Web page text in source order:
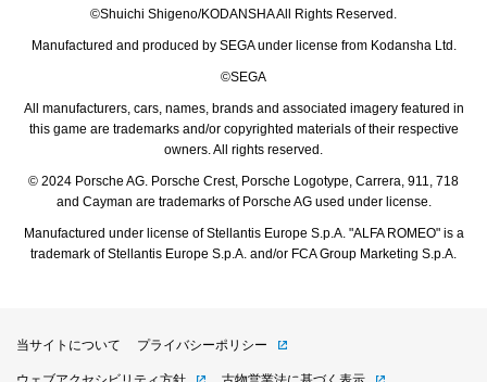
©Shuichi Shigeno/KODANSHA All Rights Reserved.
Manufactured and produced by SEGA under license from Kodansha Ltd.
©SEGA
All manufacturers, cars, names, brands and associated imagery featured in
this game are trademarks and/or copyrighted materials of their respective
owners. All rights reserved.
© 2024 Porsche AG. Porsche Crest, Porsche Logotype, Carrera, 911, 718
and Cayman are trademarks of Porsche AG used under license.
Manufactured under license of Stellantis Europe S.p.A. "ALFA ROMEO" is a
trademark of Stellantis Europe S.p.A. and/or FCA Group Marketing S.p.A.
当サイトについて プライバシーポリシー